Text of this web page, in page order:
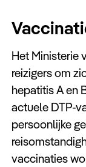
Het Ministerie
reizigers om
hepatitis A en
actuele DTP-
persoonlijke
vaccinaties